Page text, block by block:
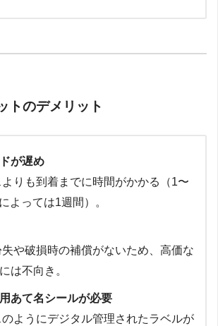
トのデメリット
が遅め
りも到着までに時間がかかる（1〜
よっては1週間）。
や破損時の補償がないため、高価な
は不向き。
あて名シールが必要
ようにデジタル管理されたラベルが